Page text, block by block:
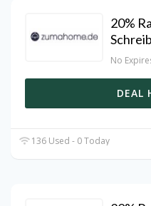
20%
No
DEAL
136 Used - 0 Today